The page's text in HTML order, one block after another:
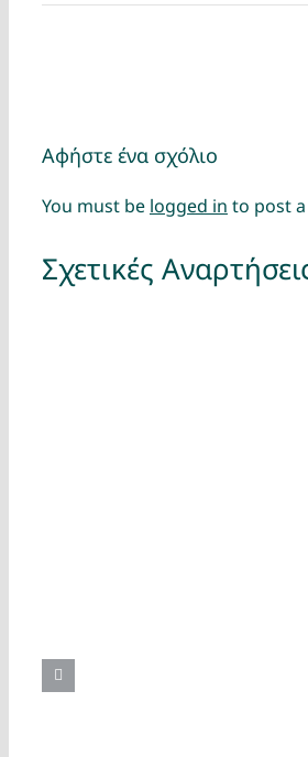
Αφήστε ένα σχόλιο
You must be logged in to post
Σχετικές